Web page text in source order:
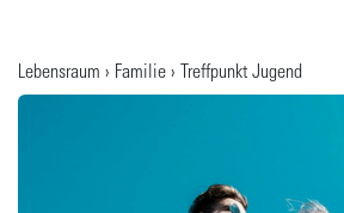
Lebensraum › Familie › Treffpunkt Jugend